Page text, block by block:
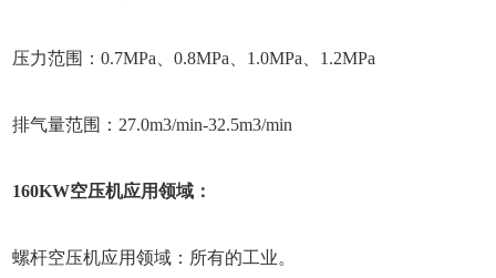
压力范围：0.7MPa、0.8MPa、1.0MPa、1.2MPa
排气量范围：27.0m3/min-32.5m3/min
160KW空压机应用领域：
螺杆空压机应用领域：所有的工业。